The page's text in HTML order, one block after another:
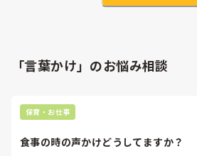
「言葉かけ」のお悩み相談
保育・お仕事
食事の時の声かけどうしてますか？